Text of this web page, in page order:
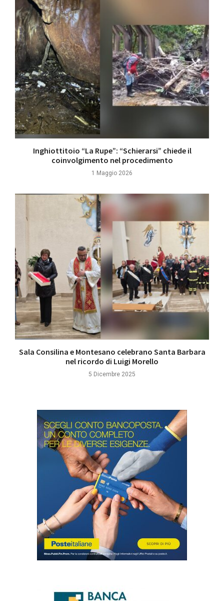
Inghiottitoio “La Rupe”: “Schierarsi” chiede il
coinvolgimento nel procedimento
1 Maggio 2026
Sala Consilina e Montesano celebrano Santa Barbara
nel ricordo di Luigi Morello
5 Dicembre 2025